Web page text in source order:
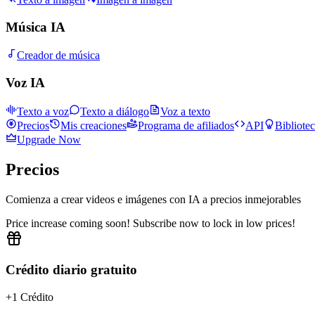
Música IA
Creador de música
Voz IA
Texto a voz Texto a diálogo
Voz a texto
Precios
Mis creaciones Programa de afiliados API
Upgrade Now
Precios
Comienza a crear videos e imágenes con IA a precios inmejorables
Price increase coming soon! Subscribe now to lock in low prices!
Crédito diario gratuito
+1 Crédito